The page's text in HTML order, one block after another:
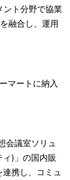
ント分野で協業
融合し、運用
マートに納入
会議室ソリュ
)」の国内販
携し、コミュ